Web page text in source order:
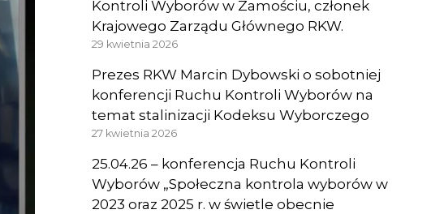
Kontroli Wyborów w Zamościu, członek
Krajowego Zarządu Głównego RKW.
29 kwietnia 2026
Prezes RKW Marcin Dybowski o sobotniej
konferencji Ruchu Kontroli Wyborów na
temat stalinizacji Kodeksu Wyborczego
27 kwietnia 2026
25.04.26 – konferencja Ruchu Kontroli
Wyborów „Społeczna kontrola wyborów w
2023 oraz 2025 r. w świetle obecnie